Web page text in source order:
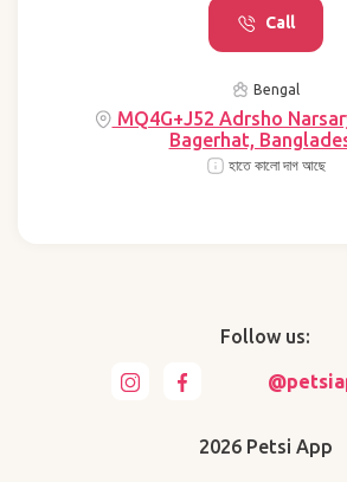
Call
Bengal
MQ4G+J52 Adrsho Narsary
Bagerhat,
হাতে কালো দাগ আছে
Follow us:
2026 Petsi App